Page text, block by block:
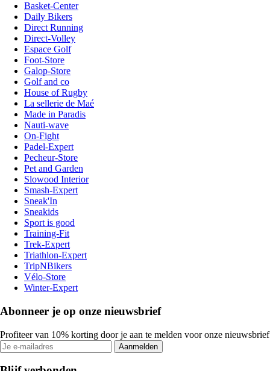
Basket-Center
Daily Bikers
Direct Running
Direct-Volley
Espace Golf
Foot-Store
Galop-Store
Golf and co
House of Rugby
La sellerie de Maé
Made in Paradis
Nauti-wave
On-Fight
Padel-Expert
Pecheur-Store
Pet and Garden
Slowood Interior
Smash-Expert
Sneak'In
Sneakids
Sport is good
Training-Fit
Trek-Expert
Triathlon-Expert
TripNBikers
Vélo-Store
Winter-Expert
Abonneer je op onze nieuwsbrief
Profiteer van 10% korting door je aan te melden voor onze nieuwsbrief
Aanmelden